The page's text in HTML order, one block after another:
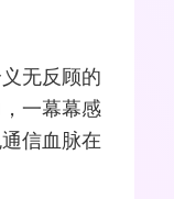
无反顾的
一幕幕感
信血脉在